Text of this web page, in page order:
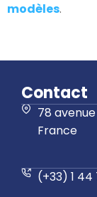
modèles.
Contact
78
France
(+33) 1